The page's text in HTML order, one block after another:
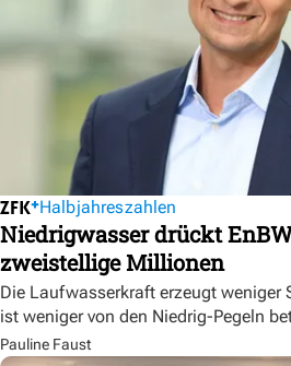
Halbjahreszahlen
Niedrigwasser drückt
zweistellige Millionen
Die Laufwasserkraft erzeugt weniger
ist weniger von den Niedrig-Pegeln
Pauline Faust